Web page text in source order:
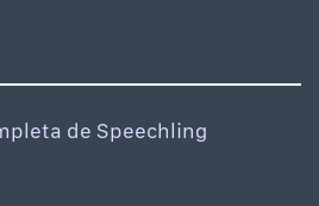
de Speechling